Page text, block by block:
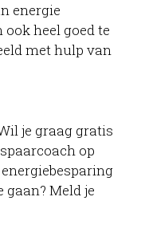
energie
heel goed te
met hulp van
je graag gratis
op
Meld je